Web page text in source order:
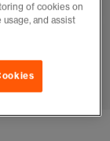
6
of cookies on
and assist